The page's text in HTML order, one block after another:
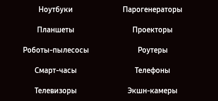
Ноутбуки Парогенераторы
Планшеты Проекторы
Роботы-пылесосы Роутеры
Смарт-часы Телефоны
Телевизоры Экшн-камеры